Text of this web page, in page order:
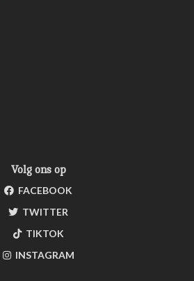
Volg ons op
FACEBOOK
TWITTER
TIKTOK
INSTAGRAM